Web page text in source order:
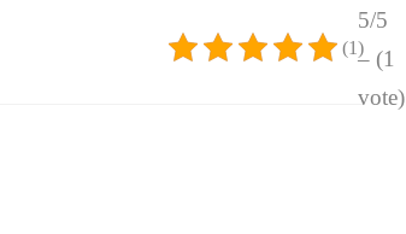
5/5
– (1
vote)
(1)